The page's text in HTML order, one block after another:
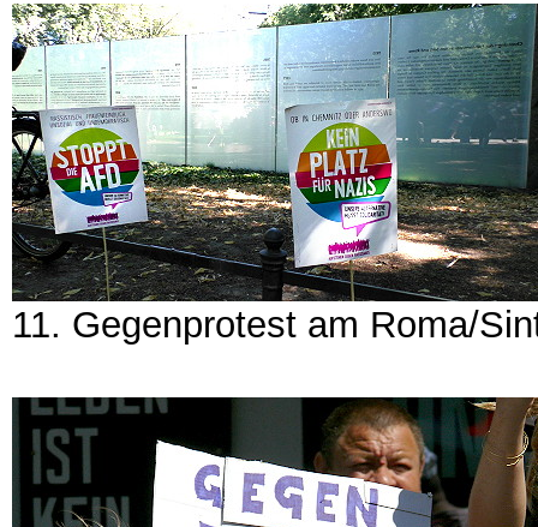
11. Gegenprotest am Roma/